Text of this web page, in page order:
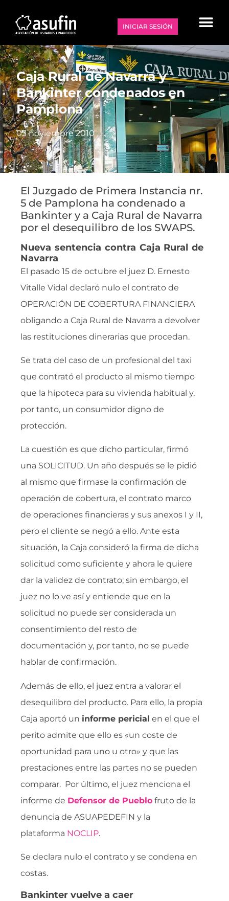
INICIAR SESIÓN
Caja Rural de Navarra y
Bankinter condenados en
Pamplona
03 noviembre 2010
El Juzgado de Primera Instancia nr.
5 de Pamplona ha condenado a
Bankinter y a Caja Rural de Navarra
por el desequilibro de los SWAPS.
Nueva sentencia contra Caja Rural de
Navarra
El pasado 15 de octubre el juez D. Ernesto
Vitalle Vidal declaró nulo el contrato de
OPERACIÓN DE COBERTURA FINANCIERA
obligando a Caja Rural de Navarra a devolver
las restituciones dinerarias que procedan.
Se trata del caso de un profesional del taxi
que contrató el producto al mismo tiempo
que la hipoteca para su vivienda habitual y,
por tanto, un consumidor digno de
protección.
La cuestión es que dicho particular, firmó
una SOLICITUD. Un año después se le pidió
al mismo que firmase la confirmación de
operación de cobertura, el contrato marco
de operaciones financieras y sus anexos I y II,
pero el cliente se negó a ello. Ante esta
situación, la Caja consideró la firma de dicha
solicitud como suficiente y ahora le quiere
dar la validez de contrato; sin embargo, el
juez no lo ve así y entiende que en la
solicitud no puede ser considerada un
consentimiento del resto de
documentación y, por tanto, no se puede
hablar de confirmación.
Además de ello, el juez entra a valorar el
desequilibro del producto. Para ello, la propia
Caja aportó un informe pericial en el que el
perito admite que ello es «un coste de
oportunidad para uno u otro» y que las
prestaciones entre las partes no se pueden
comparar. Por último, el juez menciona el
informe de Defensor de Pueblo fruto de la
denuncia de ASUAPEDEFIN y la
plataforma NOCLIP.
Se declara nulo el contrato y se condena en
costas.
Bankinter vuelve a caer